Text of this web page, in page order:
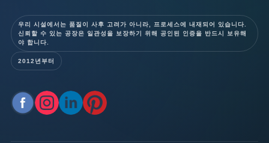
우리 시설에서는 품질이 사후 고려가 아니라, 프로세스에 내재되어 있습니다.
신뢰할 수 있는 공장은 일관성을 보장하기 위해 공인된 인증을 반드시 보유해
야 합니다.
2012년부터